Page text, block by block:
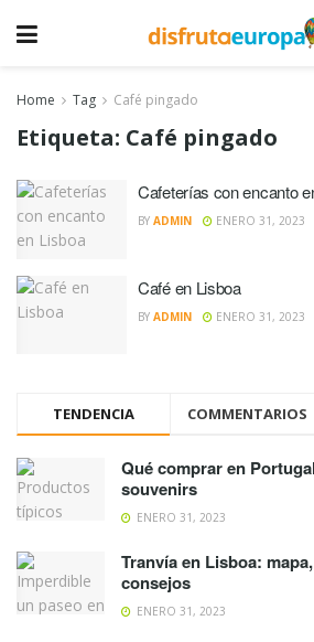
Home Tag Café pingado
Etiqueta: Café pingado
Cafeterías con encanto
BY ADMIN ENERO 31, 2023
Café en Lisboa
BY ADMIN ENERO 31, 2023
TENDENCIA COMMENTARIOS
Qué comprar en
souvenirs
ENERO 31, 2023
Tranvía en Lisboa:
consejos
ENERO 31, 2023